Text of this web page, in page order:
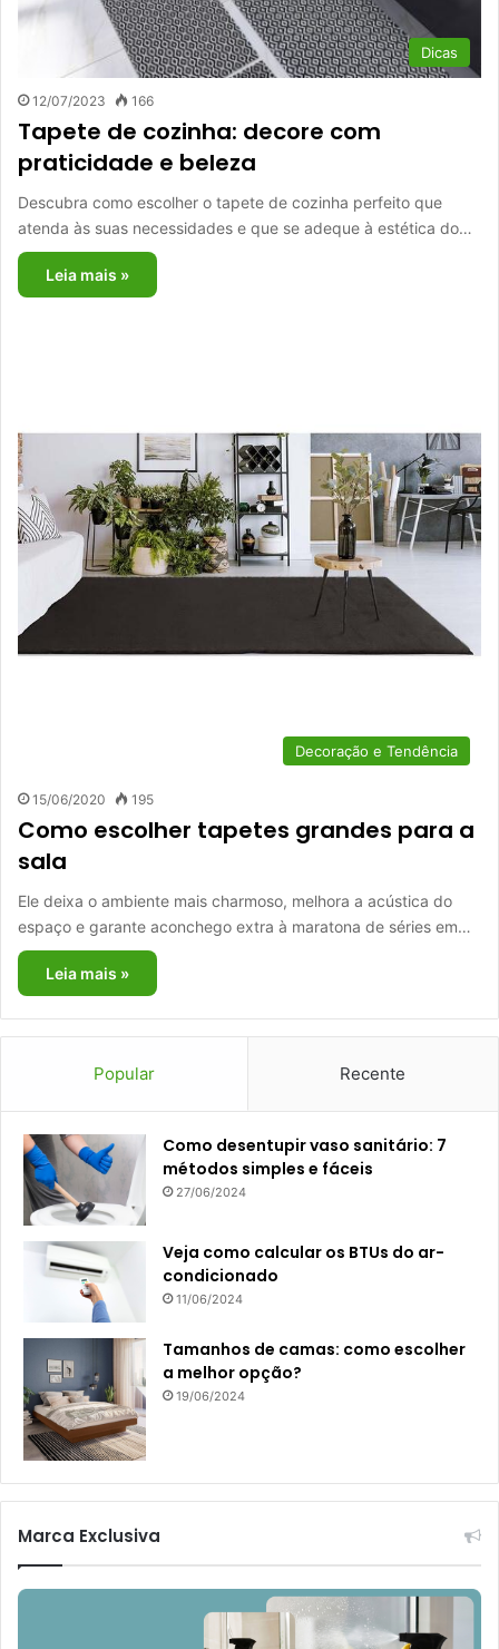
Dicas
12/07/2023 166
Tapete de cozinha: decore com
praticidade e beleza
Descubra como escolher o tapete de cozinha perfeito que
atenda às suas necessidades e que se adeque à estética do…
Leia mais »
Decoração e Tendência
15/06/2020 195
Como escolher tapetes grandes para a
sala
Ele deixa o ambiente mais charmoso, melhora a acústica do
espaço e garante aconchego extra à maratona de séries em…
Leia mais »
Popular Recente
Como desentupir vaso sanitário: 7
métodos simples e fáceis
27/06/2024
Veja como calcular os BTUs do ar-
condicionado
11/06/2024
Tamanhos de camas: como escolher
a melhor opção?
19/06/2024
Marca Exclusiva